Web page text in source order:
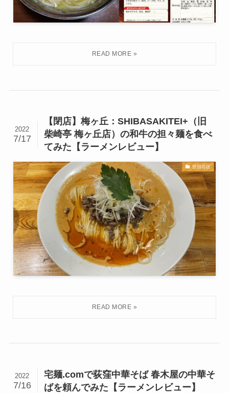
【閉店】梅ヶ丘：SHIBASAKITEI+（旧
柴崎亭 梅ヶ丘店）の和牛の担々麺を食べ
てみた【ラーメンレビュー】
2022
7/17
世田谷区
宅麺.comで荻窪中華そば 春木屋の中華そ
ばを頼んでみた【ラーメンレビュー】
2022
7/16